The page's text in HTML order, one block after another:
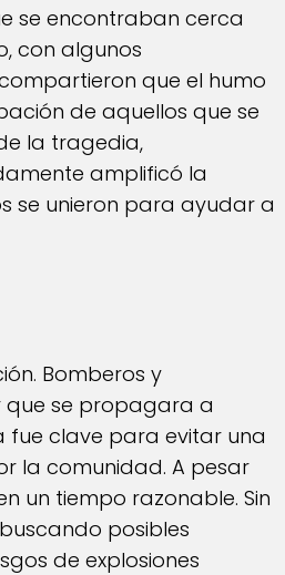
se encontraban cerca
con algunos
que el humo
de aquellos que se
la tragedia,
amplificó la
se unieron para ayudar a
Bomberos y
que se propagara a
fue clave para evitar una
la comunidad. A pesar
un tiempo razonable. Sin
posibles
de explosiones